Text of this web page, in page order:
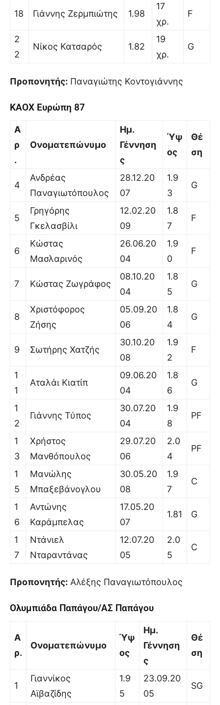
18 Γιάννης Ζερμπιώτης 1.98
17
χρ.
F
2
2
Νίκος Κατσαρός 1.82
19
χρ.
G
Προπονητής: Παναγιώτης Κοντογιάννης
ΚΑΟΧ Ευρώπη 87
Α
ρ
.
Ονοματεπώνυμο
Ημ.
Γέννηση
ς
Ύψ
ος
Θέ
ση
4
Ανδρέας
Παναγιωτόπουλος
28.12.20
07
1.9
3
G
5
Γρηγόρης
Γκελασβίλι
12.02.20
09
1.8
7
F
6
Κώστας
Μασλαρινός
26.06.20
04
1.9
0
F
7 Κώστας Ζωγράφος
08.10.20
04
1.8
5
G
8
Χριστόφορος
Ζήσης
05.09.20
06
1.8
4
G
9 Σωτήρης Χατζής
30.10.20
08
1.9
2
F
1
1
Αταλάι Κιατίπ
09.06.20
04
1.8
6
G
1
2
Γιάννης Τύπος
30.07.20
04
1.9
8
PF
1
3
Χρήστος
Μανθόπουλος
29.07.20
06
2.0
4
PF
1
5
Μανώλης
Μπαξεβάνογλου
30.05.20
08
1.9
7
C
1
6
Αντώνης
Καράμπελας
17.05.20
07
1.81 G
1
7
Ντάνιελ
Νταραντάνας
12.07.20
05
2.0
5
C
Προπονητής: Αλέξης Παναγιωτόπουλος
Ολυμπιάδα Παπάγου/ΑΣ Παπάγου
Α
ρ.
Ονοματεπώνυμο
Ύψ
ος
Ημ.
Γέννηση
ς
Θέ
ση
1
Γιαννίκος
Αϊβαζίδης
1.9
5
23.09.20
05
SG